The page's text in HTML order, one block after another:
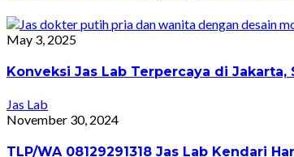
May 3, 2025
Konveksi Jas Lab Terpercaya di Jakarta,
Jas Lab
November 30, 2024
TLP/WA 08129291318 Jas Lab Kendari